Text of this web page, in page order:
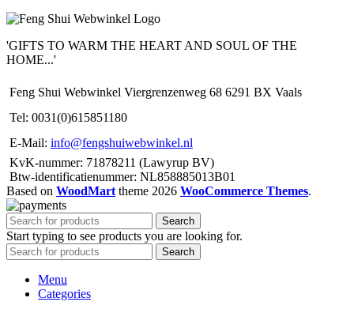
'GIFTS TO WARM THE HEART AND SOUL OF THE
HOME...'
Feng Shui Webwinkel Viergrenzenweg 68 6291 BX Vaals
Tel: 0031(0)615851180
E-Mail: info@fengshuiwebwinkel.nl
KvK-nummer: 71878211 (Lawyrup BV)
Btw-identificatienummer: NL858885013B01
Based on WoodMart theme 2026 WooCommerce Themes.
Search
Start typing to see products you are looking for.
Search
Menu
Categories